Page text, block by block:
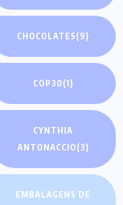
CHOCOLATES(9)
COP30(1)
CYNTHIA
ANTONACCIO(3)
EMBALAGENS DE